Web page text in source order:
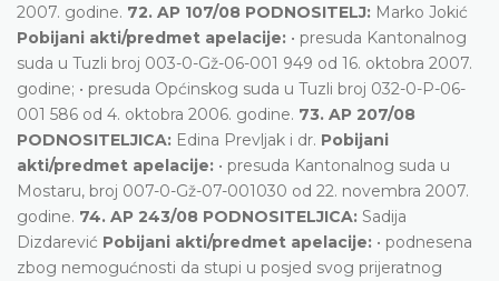
2007. godine. 72. AP 107/08 PODNOSITELJ: Marko Jokić
Pobijani akti/predmet apelacije: • presuda Kantonalnog
suda u Tuzli broj 003-0-Gž-06-001 949 od 16. oktobra 2007.
godine; • presuda Općinskog suda u Tuzli broj 032-0-P-06-
001 586 od 4. oktobra 2006. godine. 73. AP 207/08
PODNOSITELJICA: Edina Prevljak i dr. Pobijani
akti/predmet apelacije: • presuda Kantonalnog suda u
Mostaru, broj 007-0-Gž-07-001030 od 22. novembra 2007.
godine. 74. AP 243/08 PODNOSITELJICA: Sadija
Dizdarević Pobijani akti/predmet apelacije: • podnesena
zbog nemogućnosti da stupi u posjed svog prijeratnog